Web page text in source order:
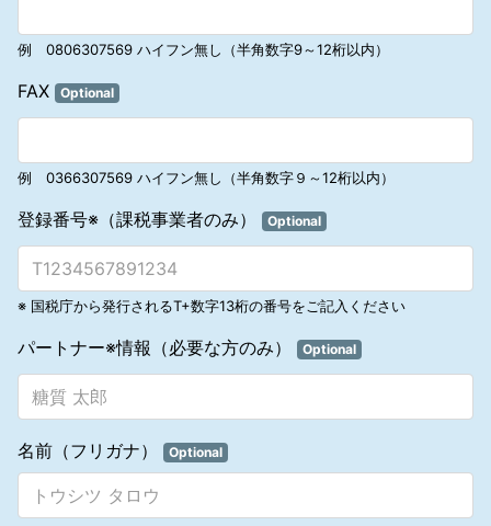
者と締結した契約に対して一切責任を負いません。当社は、上述した
ような契約の締結の結果、アソシエートに負担が生じた場合、一切弁
1.5.4 アソシエートは、当社製品の販売、ビジネス・チャンス、報酬
プラン、その他の事項に関連して、当社ビジネスと同様または類似す
の契約およびアソシエート間の契約から生じたトラブルに関与しませ
1.5.5 当社は、マナテック製品または報酬プランを、他のいかなる形
1.5.6 アソシエートは第三者に対し、アソシエートの製品販売を手伝
の利益を受け取れると説明し、当社の製品を購入するように仕向けて
1.6 ダウンラインへの責任
ネスを効果的かつ合法的に成功するよう激励する責任があります。自
身のダウンラインに対し、そのスポンサーやアップラインの収入が有
失を与えるような助言を行うことは禁止します。
1.6.2 アソシエートは、直接スポンサーしているアソシエートからの
質問に答える責任があります。当社に関する質問があるアソシエート
たはその解除を妨げるため、人を威迫して困惑させてはなりません。
勧誘するものであることを告げずに、営業所、代理店、露店、屋台
はビラもしくはパンフレットを配布しもしくは拡声器で住居の外から
場所への来訪を要請する方法により誘引した者に対し、公衆の出入り
する場所以外の場所において、当該契約の締結について勧誘すること
例 0806307569 ハイフン無し（半角数字9～12桁以内）
FAX Optional
例 0366307569 ハイフン無し（半角数字９～12桁以内）
登録番号※（課税事業者のみ） Optional
※ 国税庁から発行されるT+数字13桁の番号をご記入ください
パートナー※情報（必要な方のみ） Optional
名前（フリガナ） Optional